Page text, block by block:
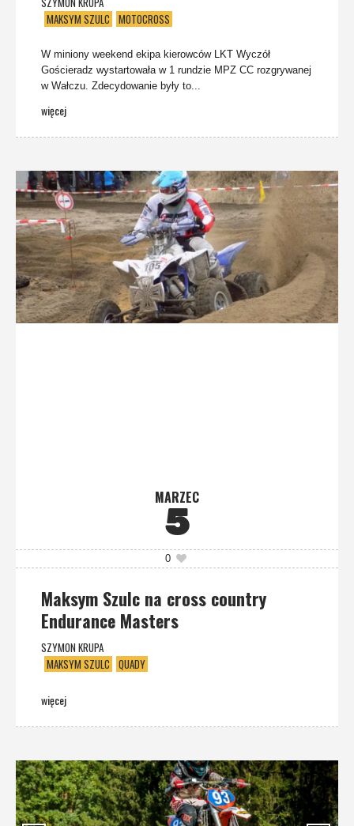
MAKSYM SZULC MOTOCROSS
W miniony weekend ekipa kierowców LKT Wyczół
Gościeradz wystartowała w 1 rundzie MPZ CC rozgrywanej
w Wałczu. Zdecydowanie były to...
więcej
MARZEC
5
0
Maksym Szulc na cross country
Endurance Masters
SZYMON KRUPA
MAKSYM SZULC QUADY
więcej